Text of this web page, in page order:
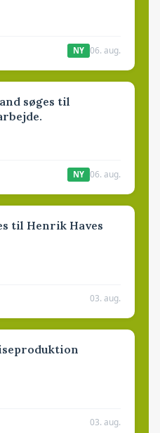
NY 06. aug.
søges til
NY 06. aug.
til Henrik Haves
03. aug.
03. aug.